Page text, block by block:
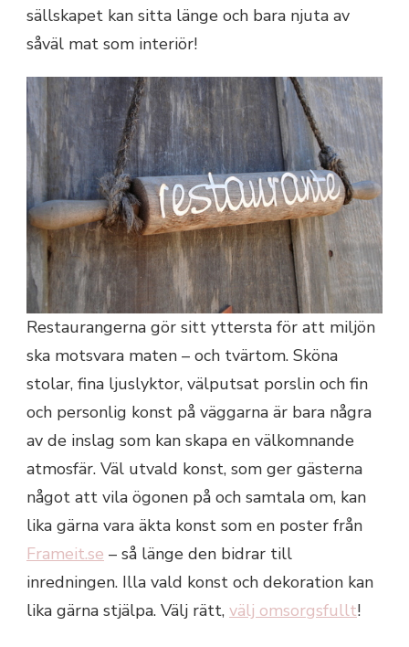
sällskapet kan sitta länge och bara njuta av
såväl mat som interiör!
Restaurangerna gör sitt yttersta för att miljön
ska motsvara maten – och tvärtom. Sköna
stolar, fina ljuslyktor, välputsat porslin och fin
och personlig konst på väggarna är bara några
av de inslag som kan skapa en välkomnande
atmosfär. Väl utvald konst, som ger gästerna
något att vila ögonen på och samtala om, kan
lika gärna vara äkta konst som en poster från
Frameit.se – så länge den bidrar till
inredningen. Illa vald konst och dekoration kan
lika gärna stjälpa. Välj rätt, välj omsorgsfullt!